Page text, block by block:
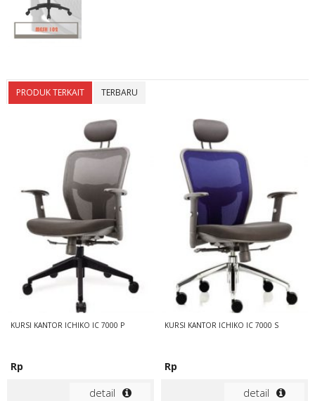
PRODUK TERKAIT TERBARU
KURSI KANTOR ICHIKO IC 7000 P
Rp
detail
KURSI KANTOR ICHIKO IC 7000 S
Rp
detail